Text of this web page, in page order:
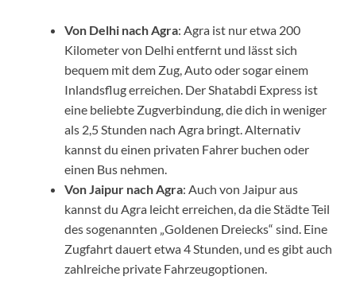
Von Delhi nach Agra: Agra ist nur etwa 200
Kilometer von Delhi entfernt und lässt sich
bequem mit dem Zug, Auto oder sogar einem
Inlandsflug erreichen. Der Shatabdi Express ist
eine beliebte Zugverbindung, die dich in weniger
als 2,5 Stunden nach Agra bringt. Alternativ
kannst du einen privaten Fahrer buchen oder
einen Bus nehmen.
Von Jaipur nach Agra: Auch von Jaipur aus
kannst du Agra leicht erreichen, da die Städte Teil
des sogenannten „Goldenen Dreiecks“ sind. Eine
Zugfahrt dauert etwa 4 Stunden, und es gibt auch
zahlreiche private Fahrzeugoptionen.